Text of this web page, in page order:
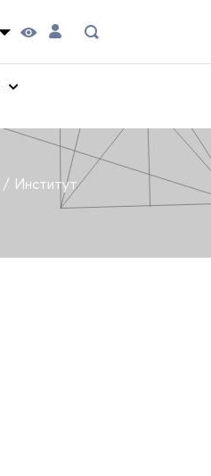
Институт